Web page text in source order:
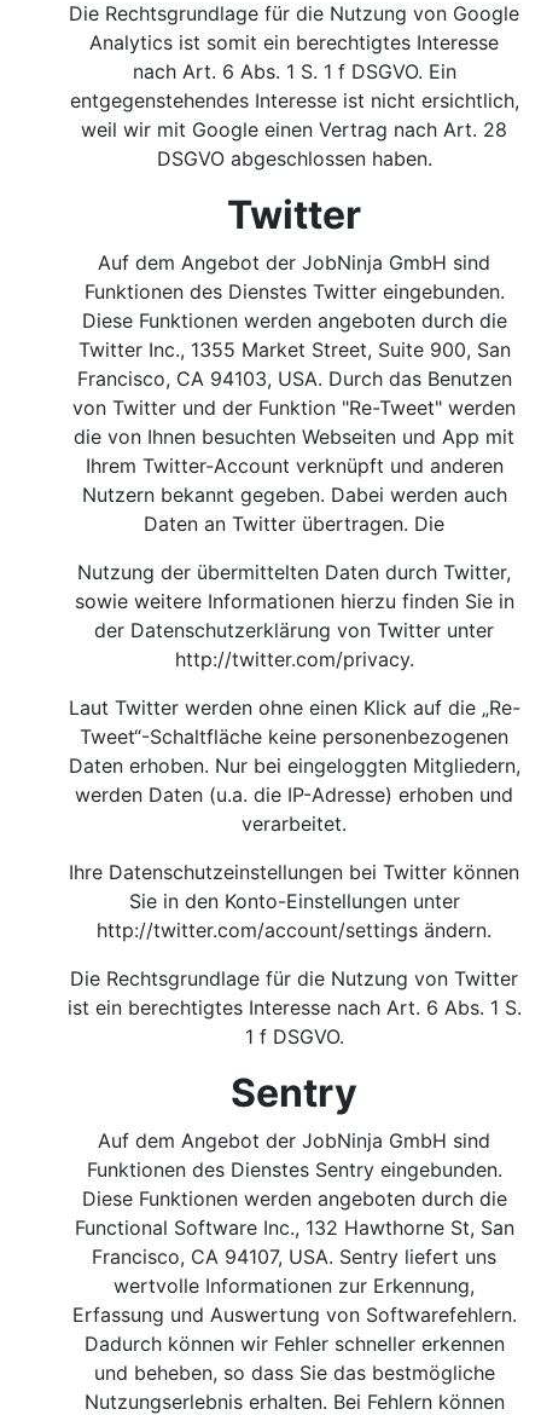
Die Rechtsgrundlage für die Nutzung von Google
Analytics ist somit ein berechtigtes Interesse
nach Art. 6 Abs. 1 S. 1 f DSGVO. Ein
entgegenstehendes Interesse ist nicht ersichtlich,
weil wir mit Google einen Vertrag nach Art. 28
DSGVO abgeschlossen haben.
Twitter
Auf dem Angebot der JobNinja GmbH sind
Funktionen des Dienstes Twitter eingebunden.
Diese Funktionen werden angeboten durch die
Twitter Inc., 1355 Market Street, Suite 900, San
Francisco, CA 94103, USA. Durch das Benutzen
von Twitter und der Funktion "Re-Tweet" werden
die von Ihnen besuchten Webseiten und App mit
Ihrem Twitter-Account verknüpft und anderen
Nutzern bekannt gegeben. Dabei werden auch
Daten an Twitter übertragen. Die
Nutzung der übermittelten Daten durch Twitter,
sowie weitere Informationen hierzu finden Sie in
der Datenschutzerklärung von Twitter unter
http://twitter.com/privacy.
Laut Twitter werden ohne einen Klick auf die „Re-
Tweet“-Schaltfläche keine personenbezogenen
Daten erhoben. Nur bei eingeloggten Mitgliedern,
werden Daten (u.a. die IP-Adresse) erhoben und
verarbeitet.
Ihre Datenschutzeinstellungen bei Twitter können
Sie in den Konto-Einstellungen unter
http://twitter.com/account/settingsändern.
Die Rechtsgrundlage für die Nutzung von Twitter
ist ein berechtigtes Interesse nach Art. 6 Abs. 1 S.
1 f DSGVO.
Sentry
Auf dem Angebot der JobNinja GmbH sind
Funktionen des Dienstes Sentry eingebunden.
Diese Funktionen werden angeboten durch die
Functional Software Inc., 132 Hawthorne St, San
Francisco, CA 94107, USA. Sentry liefert uns
wertvolle Informationen zur Erkennung,
Erfassung und Auswertung von Softwarefehlern.
Dadurch können wir Fehler schneller erkennen
und beheben, so dass Sie das bestmögliche
Nutzungserlebnis erhalten. Bei Fehlern können